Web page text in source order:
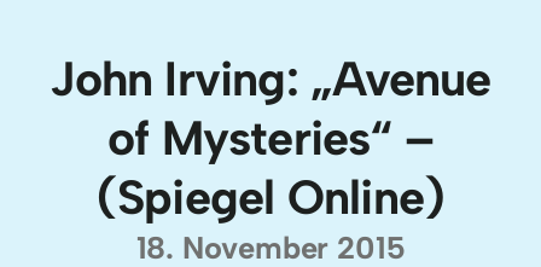
John Irving: „Avenue
of Mysteries“ –
(Spiegel Online)
18. November 2015